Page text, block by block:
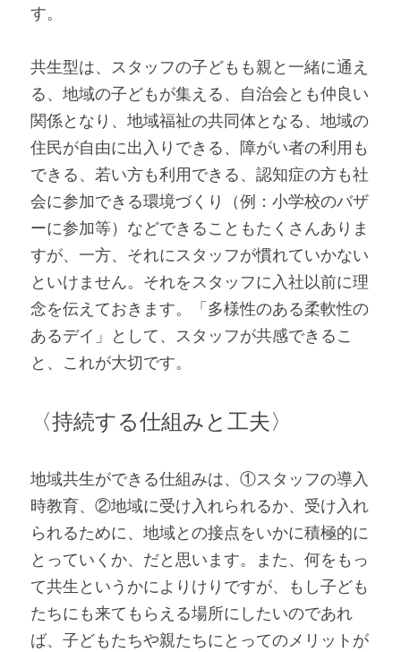
す。
共生型は、スタッフの子どもも親と一緒に通え
る、地域の子どもが集える、自治会とも仲良い
関係となり、地域福祉の共同体となる、地域の
住民が自由に出入りできる、障がい者の利用も
できる、若い方も利用できる、認知症の方も社
会に参加できる環境づくり（例：小学校のバザ
ーに参加等）などできることもたくさんありま
すが、一方、それにスタッフが慣れていかない
といけません。それをスタッフに入社以前に理
念を伝えておきます。「多様性のある柔軟性の
あるデイ」として、スタッフが共感できるこ
と、これが大切です。
〈持続する仕組みと工夫〉
地域共生ができる仕組みは、①スタッフの導入
時教育、②地域に受け入れられるか、受け入れ
られるために、地域との接点をいかに積極的に
とっていくか、だと思います。また、何をもっ
て共生というかによりけりですが、もし子ども
たちにも来てもらえる場所にしたいのであれ
ば、子どもたちや親たちにとってのメリットが